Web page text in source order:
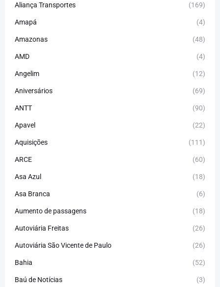
Aliança Transportes (169)
Amapá (4)
Amazonas (48)
AMD (4)
Angelim (12)
Aniversários (69)
ANTT (90)
Apavel (22)
Aquisições (111)
ARCE (60)
Asa Azul (18)
Asa Branca (6)
Aumento de passagens (18)
Autoviária Freitas (26)
Autoviária São Vicente de Paulo (26)
Bahia (52)
Baú de Notícias (3)